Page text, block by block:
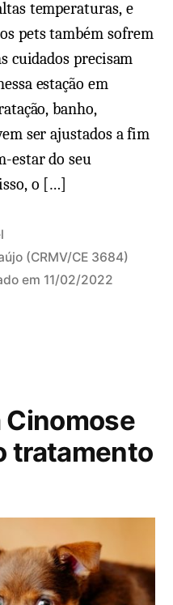
temperaturas, e
pets também sofrem
cuidados precisam
estação em
banho,
ser ajustados a fim
estar do seu
o […]
(CRMV/CE 3684)
em 11/02/2022
Cinomose
tratamento